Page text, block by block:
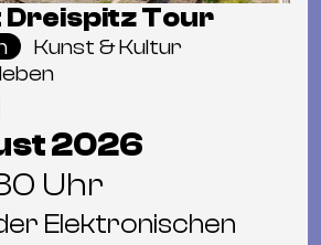
Dreispitz Tour
Kunst & Kultur
2026
Uhr
Elektronischen